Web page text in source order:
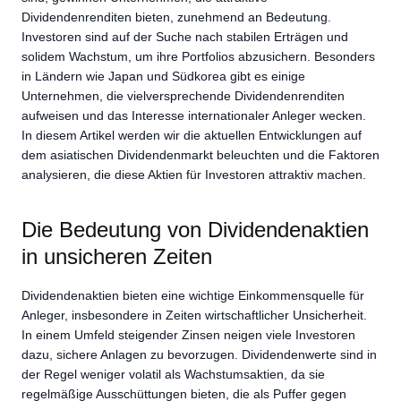
Dividendenrenditen bieten, zunehmend an Bedeutung.
Investoren sind auf der Suche nach stabilen Erträgen und
solidem Wachstum, um ihre Portfolios abzusichern. Besonders
in Ländern wie Japan und Südkorea gibt es einige
Unternehmen, die vielversprechende Dividendenrenditen
aufweisen und das Interesse internationaler Anleger wecken.
In diesem Artikel werden wir die aktuellen Entwicklungen auf
dem asiatischen Dividendenmarkt beleuchten und die Faktoren
analysieren, die diese Aktien für Investoren attraktiv machen.
Die Bedeutung von Dividendenaktien
in unsicheren Zeiten
Dividendenaktien bieten eine wichtige Einkommensquelle für
Anleger, insbesondere in Zeiten wirtschaftlicher Unsicherheit.
In einem Umfeld steigender Zinsen neigen viele Investoren
dazu, sichere Anlagen zu bevorzugen. Dividendenwerte sind in
der Regel weniger volatil als Wachstumsaktien, da sie
regelmäßige Ausschüttungen bieten, die als Puffer gegen